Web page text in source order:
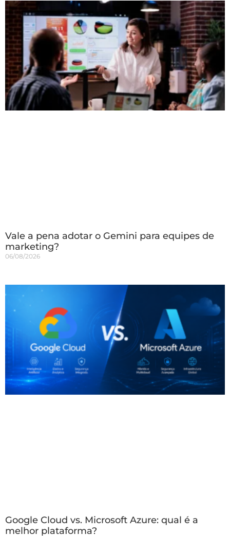
Vale a pena adotar o Gemini para equipes de
marketing?
06/08/2026
Google Cloud vs. Microsoft Azure: qual é a
melhor plataforma?